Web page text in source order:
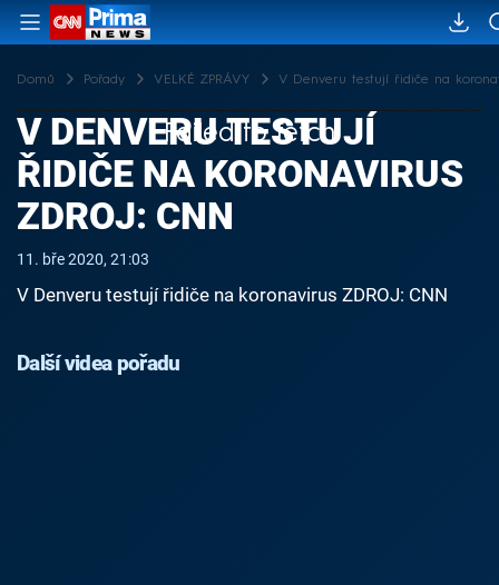
Domů Pořady VELKÉ ZPRÁVY V Denveru testují řidiče na
Failed to fetch
V DENVERU TESTUJÍ
ŘIDIČE NA KORONAVIRUS
ZDROJ: CNN
11. bře 2020, 21:03
V Denveru testují řidiče na koronavirus ZDROJ: CNN
Další videa pořadu